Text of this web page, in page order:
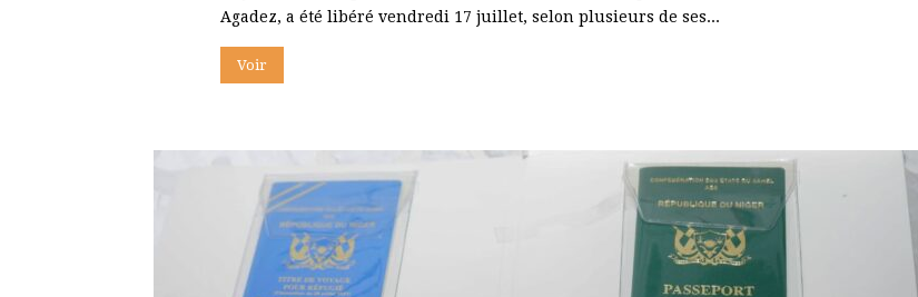
Agadez, a été libéré vendredi 17 juillet, selon plusieurs de ses...
Voir